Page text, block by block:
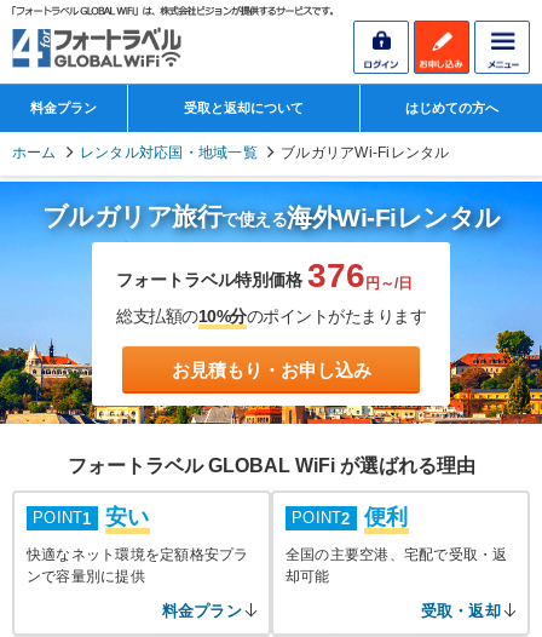
料金プラン 受取と返却について はじめての方へ
ホーム レンタル対応国・地域一覧 ブルガリアWi-Fiレンタル
ブルガリア旅行で使える海外Wi-Fiレンタル
フォートラベル特別価格 376円～/日
総支払額の10%分のポイントがたまります
お見積もり・お申し込み
フォートラベル GLOBAL WiFi が選ばれる理由
POINT1 安い
快適なネット環境を定額格安プラ
ンで容量別に提供
料金プラン
POINT2 便利
全国の主要空港、宅配で受取・返
却可能
受取・返却